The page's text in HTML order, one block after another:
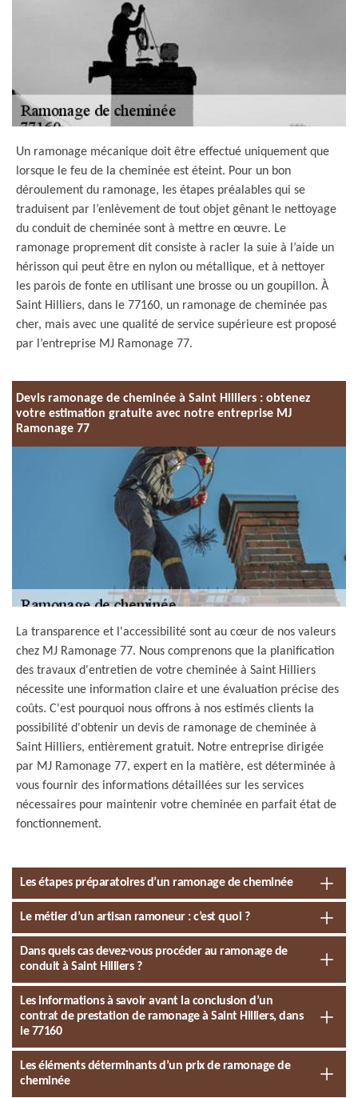
Un ramonage mécanique doit être effectué uniquement que
lorsque le feu de la cheminée est éteint. Pour un bon
déroulement du ramonage, les étapes préalables qui se
traduisent par l’enlèvement de tout objet gênant le nettoyage
du conduit de cheminée sont à mettre en œuvre. Le
ramonage proprement dit consiste à racler la suie à l’aide un
hérisson qui peut être en nylon ou métallique, et à nettoyer
les parois de fonte en utilisant une brosse ou un goupillon. À
Saint Hilliers, dans le 77160, un ramonage de cheminée pas
cher, mais avec une qualité de service supérieure est proposé
par l’entreprise MJ Ramonage 77.
Devis ramonage de cheminée à Saint Hilliers : obtenez
votre estimation gratuite avec notre entreprise MJ
Ramonage 77
La transparence et l'accessibilité sont au cœur de nos valeurs
chez MJ Ramonage 77. Nous comprenons que la planification
des travaux d'entretien de votre cheminée à Saint Hilliers
nécessite une information claire et une évaluation précise des
coûts. C'est pourquoi nous offrons à nos estimés clients la
possibilité d'obtenir un devis de ramonage de cheminée à
Saint Hilliers, entièrement gratuit. Notre entreprise dirigée
par MJ Ramonage 77, expert en la matière, est déterminée à
vous fournir des informations détaillées sur les services
nécessaires pour maintenir votre cheminée en parfait état de
fonctionnement.
Les étapes préparatoires d’un ramonage de cheminée
Le métier d’un artisan ramoneur : c’est quoi ?
Dans quels cas devez-vous procéder au ramonage de
conduit à Saint Hilliers ?
Les informations à savoir avant la conclusion d’un
contrat de prestation de ramonage à Saint Hilliers, dans
le 77160
Les éléments déterminants d’un prix de ramonage de
cheminée